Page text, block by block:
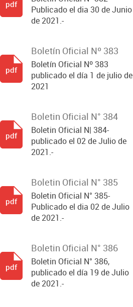
Publicado el dia 30 de Junio
de 2021.-
pdf
Boletín Oficial Nº 383
Boletín Oficial Nº 383
publicado el día 1 de julio de
2021
pdf
Boletin Oficial N° 384
Boletin Oficial N| 384-
publicado el 02 de Julio de
2021.-
pdf
Boletin Oficial N° 385
Boletin Oficial N° 385-
Publicado el dia 02 de Julio
de 2021.-
pdf
Boletin Oficial N° 386
Boletin Oficial N° 386,
publicado el día 19 de Julio
de 2021.-
pdf